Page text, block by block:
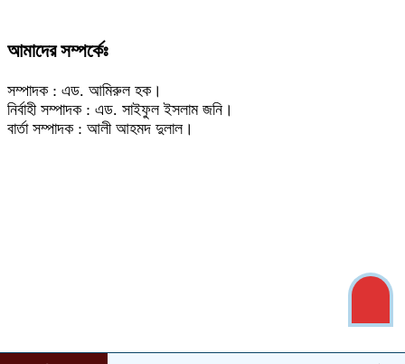
আমাদের সম্পর্কেঃ
সম্পাদক : এড. আমিরুল হক।
নির্বাহী সম্পাদক : এড. সাইফুল ইসলাম জনি।
বার্তা সম্পাদক : আলী আহমদ দুলাল।